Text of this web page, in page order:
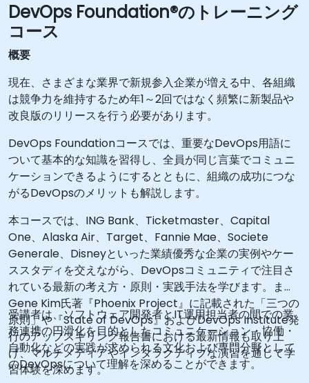
DevOps Foundation®のトレーニング
コース
概要
現在、さまざまな業界で新規参入企業が増える中、各組織
は競争力を維持するため年1～2回ではなく頻繁に新製品や
改良版のリリースを行う必要があります。
DevOps Foundationコースでは、重要なDevOps用語に
ついて基本的な知識を習得し、全員が同じ言葉でコミュニ
ケーションできるようにするとともに、組織の成功につな
がるDevOpsのメリットも解説します。
本コースでは、ING Bank、Ticketmaster、Capital
One、Alaska Air、Target、Fannie Mae、Societe
Generale、Disneyといった業績優秀な企業の実例やケー
ススタディを交えながら、DevOpsコミュニティで注目さ
れている最新の考え方・原則・実践手法を学びます。また
Gene Kim氏著『Phoenix Project』に記載された「三つの
原則」や『State of DevOps』およびDevOps Institute発
行のアップスキリング報告書における最新情報も取り上
げ、マルチメディアやインタラクティブな演習を通じて学
習体験を深めます。
受講者は、ソフトウェア開発者とIT運用担当者の間での業
務連携の円滑化を目的としたコミュニケーション・協働・
自動化などの実践が求められる文化および専門分野として
のDevOpsについて理解を深めることができます。